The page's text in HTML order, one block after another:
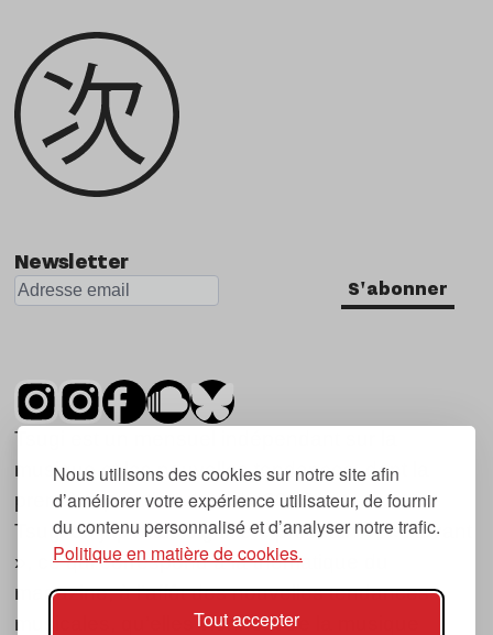
Nous utilisons des cookies sur notre site afin
d’améliorer votre expérience utilisateur, de fournir
du contenu personnalisé et d’analyser notre trafic.
Politique en matière de cookies.
Tout accepter
Newsletter
S'abonner
Tsugi est un mensuel indépendant sur la
musique et les nouvelles tendances, dont la
première parution date de 2007.
Tsugi en japonais signifie « prochain », « suivant
», ce qui correspond à la thématique du
magazine, à l’affût des nouvelles tendances
musicales, qu’elles viennent de la musique